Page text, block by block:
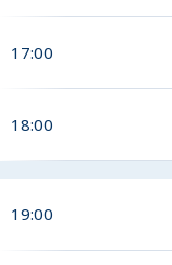
17:00
18:00
19:00